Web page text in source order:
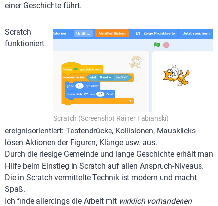
einer Geschichte führt.
Scratch (Screenshot Rainer Fabianski)
Scratch
funktioniert
ereignisorientiert: Tastendrücke, Kollisionen, Mausklicks
lösen Aktionen der Figuren, Klänge usw. aus.
Durch die riesige Gemeinde und lange Geschichte erhält man
Hilfe beim Einstieg in Scratch auf allen Anspruch-Niveaus.
Die in Scratch vermittelte Technik ist modern und macht
Spaß.
Ich finde allerdings die Arbeit mit wirklich vorhandenen